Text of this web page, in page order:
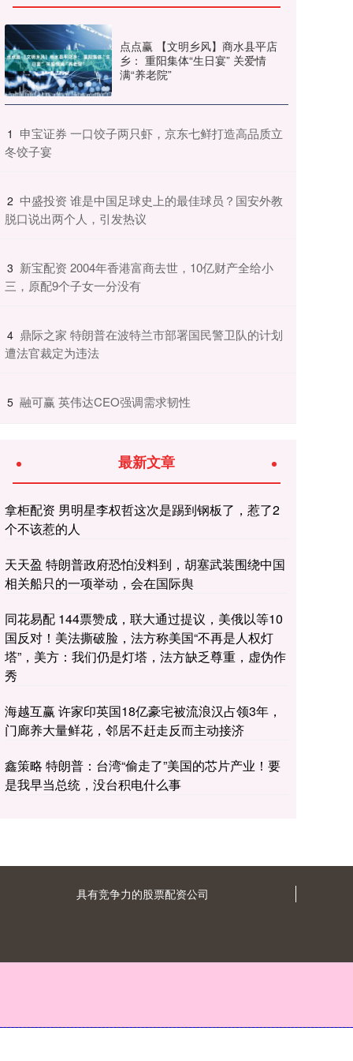
点点赢 【文明乡风】商水县平店
乡： 重阳集体“生日宴” 关爱情
满“养老院”
1 ​申宝证券 一口饺子两只虾，京东七鲜打造高品质立
冬饺子宴
2 ​中盛投资 谁是中国足球史上的最佳球员？国安外教
脱口说出两个人，引发热议
3 ​新宝配资 2004年香港富商去世，10亿财产全给小
三，原配9个子女一分没有
4 ​鼎际之家 特朗普在波特兰市部署国民警卫队的计划
遭法官裁定为违法
5 ​融可赢 英伟达CEO强调需求韧性
最新文章
拿柜配资 男明星李权哲这次是踢到钢板了，惹了2
个不该惹的人
天天盈 特朗普政府恐怕没料到，胡塞武装围绕中国
相关船只的一项举动，会在国际舆
同花易配 144票赞成，联大通过提议，美俄以等10
国反对！美法撕破脸，法方称美国“不再是人权灯
塔”，美方：我们仍是灯塔，法方缺乏尊重，虚伪作
秀
海越互赢 许家印英国18亿豪宅被流浪汉占领3年，
门廊养大量鲜花，邻居不赶走反而主动接济
鑫策略 特朗普：台湾“偷走了”美国的芯片产业！要
是我早当总统，没台积电什么事
具有竞争力的股票配资公司